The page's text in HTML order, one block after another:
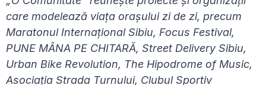
care modelează viața orașului zi de zi, precum
Maratonul Internațional Sibiu, Focus Festival,
PUNE MÂNA PE CHITARĂ, Street Delivery Sibiu,
Urban Bike Revolution, The Hipodrome of Music,
Asociația Strada Turnului, Clubul Sportiv